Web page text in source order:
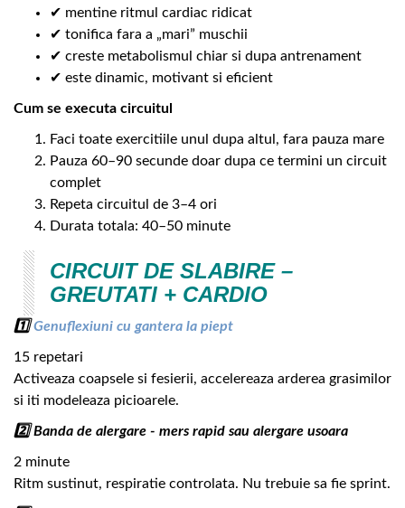
✔ mentine ritmul cardiac ridicat
✔ tonifica fara a „mari” muschii
✔ creste metabolismul chiar si dupa antrenament
✔ este dinamic, motivant si eficient
Cum se executa circuitul
Faci toate exercitiile unul dupa altul, fara pauza mare
Pauza 60–90 secunde doar dupa ce termini un circuit
complet
Repeta circuitul de 3–4 ori
Durata totala: 40–50 minute
CIRCUIT DE SLABIRE –
GREUTATI + CARDIO
1️⃣Genuflexiuni cu gantera la piept
15 repetari
Activeaza coapsele si fesierii, accelereaza arderea grasimilor
si iti modeleaza picioarele.
2️⃣ Banda de alergare - mers rapid sau alergare usoara
2 minute
Ritm sustinut, respiratie controlata. Nu trebuie sa fie sprint.